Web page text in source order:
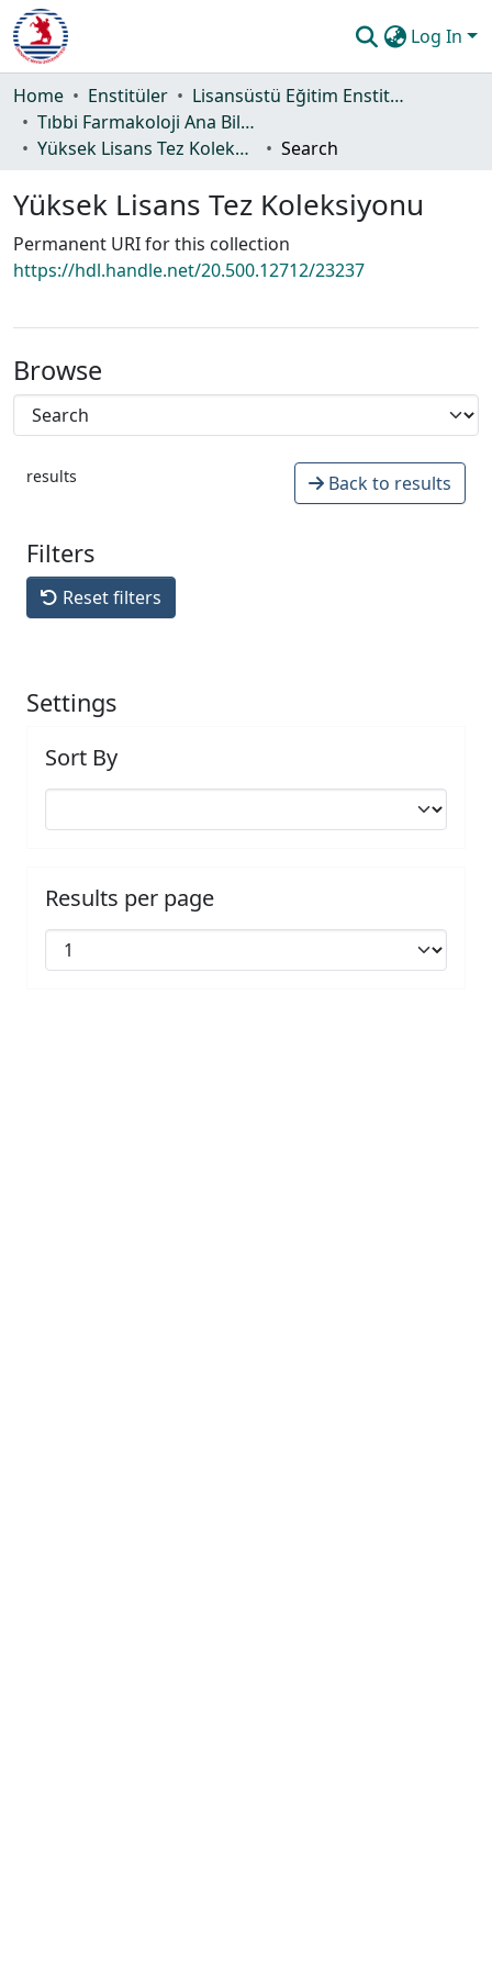
Log In
Communities & Collections
All of DSpace
Home Enstitüler
Lisansüstü Eğitim Enstitüsü
Tıbbi Farmakoloji Ana Bilim Dalı
Yüksek Lisans Tez Koleksiyonu
Search
Yüksek Lisans Tez Koleksiyonu
Permanent URI for this collection
https://hdl.handle.net/20.500.12712/23237
Browse
results Back to results
Filters
Reset filters
Settings
Sort By
Results per page